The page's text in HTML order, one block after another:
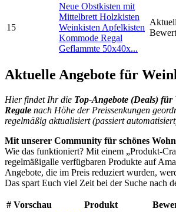
15
Neue Obstkisten mit
Mittelbrett Holzkisten
Weinkisten Apfelkisten
Kommode Regal
Geflammte 50x40x...
Aktuelle Angebote für
Hier findet Ihr die Top-Angebote (Deals) für
Regale nach Höhe der Preissenkungen
regelmäßig aktualisiert (passiert
Mit unserer Community für schönes
Wie das funktioniert? Mit einem „Produkt-
regelmäßigalle verfügbaren Produkte auf
Angebote, die im Preis reduziert wurden,
Das spart Euch viel Zeit bei der Suche nach
# Vorschau Produkt